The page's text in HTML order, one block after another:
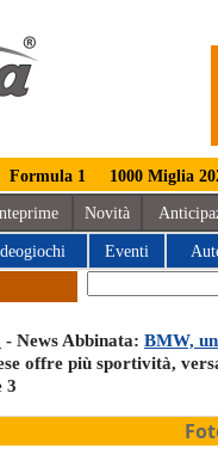
Formula 1 1000 Miglia
Novità
Eventi
- News Abbinata: BMW,
offre più sportività,
3